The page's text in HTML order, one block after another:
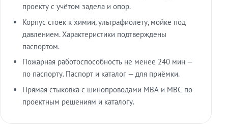
проекту с учётом задела и опор.
Корпус стоек к химии, ультрафиолету, мойке под
давлением. Характеристики подтверждены
паспортом.
Пожарная работоспособность не менее 240 мин —
по паспорту. Паспорт и каталог — для приёмки.
Прямая стыковка с шинопроводами МВА и МВС по
проектным решениям и каталогу.